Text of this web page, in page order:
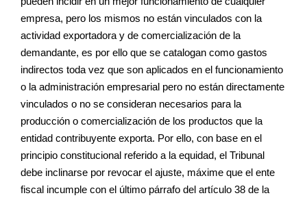
empresa, pero los mismos no están vinculados con la
actividad exportadora y de comercialización de la
demandante, es por ello que se catalogan como gastos
indirectos toda vez que son aplicados en el funcionamiento
o la administración empresarial pero no están directamente
vinculados o no se consideran necesarios para la
producción o comercialización de los productos que la
entidad contribuyente exporta. Por ello, con base en el
principio constitucional referido a la equidad, el Tribunal
debe inclinarse por revocar el ajuste, máxime que el ente
fiscal incumple con el último párrafo del artículo 38 de la